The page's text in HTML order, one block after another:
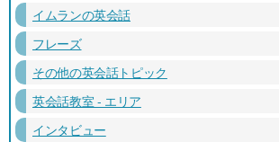
イムランの英会話
フレーズ
その他の英会話トピック
英会話教室 - エリア
インタビュー